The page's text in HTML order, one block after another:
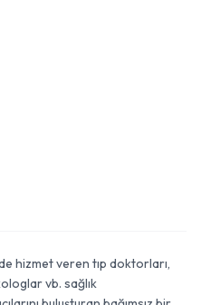
hizmet veren tıp doktorları,
vb. sağlık